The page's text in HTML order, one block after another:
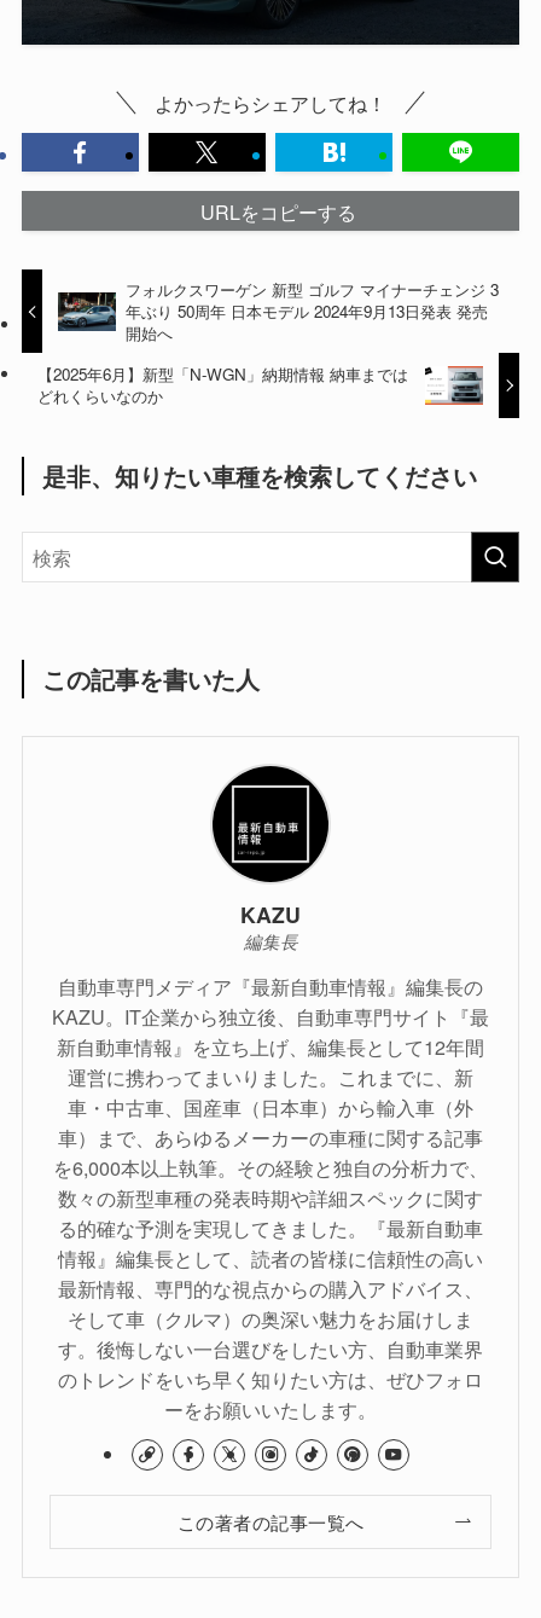
よかったらシェアしてね！
URLをコピーする
フォルクスワーゲン 新型 ゴルフ マイナーチェンジ 3
年ぶり 50周年 日本モデル 2024年9月13日発表 発売
開始へ
【2025年6月】新型「N-WGN」納期情報 納車までは
どれくらいなのか
是非、知りたい車種を検索してください
この記事を書いた人
KAZU
編集長
自動車専門メディア『最新自動車情報』編集長の
KAZU。IT企業から独立後、自動車専門サイト『最
新自動車情報』を立ち上げ、編集長として12年間
運営に携わってまいりました。これまでに、新
車・中古車、国産車（日本車）から輸入車（外
車）まで、あらゆるメーカーの車種に関する記事
を6,000本以上執筆。その経験と独自の分析力で、
数々の新型車種の発表時期や詳細スペックに関す
る的確な予測を実現してきました。『最新自動車
情報』編集長として、読者の皆様に信頼性の高い
最新情報、専門的な視点からの購入アドバイス、
そして車（クルマ）の奥深い魅力をお届けしま
す。後悔しない一台選びをしたい方、自動車業界
のトレンドをいち早く知りたい方は、ぜひフォロ
ーをお願いいたします。
この著者の記事一覧へ